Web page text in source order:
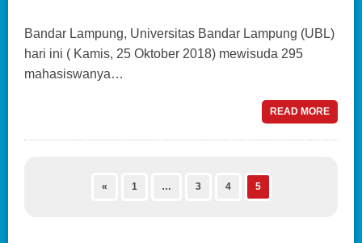
Bandar Lampung, Universitas Bandar Lampung (UBL)
hari ini ( Kamis, 25 Oktober 2018) mewisuda 295
mahasiswanya…
READ MORE
« 1 … 3 4 5